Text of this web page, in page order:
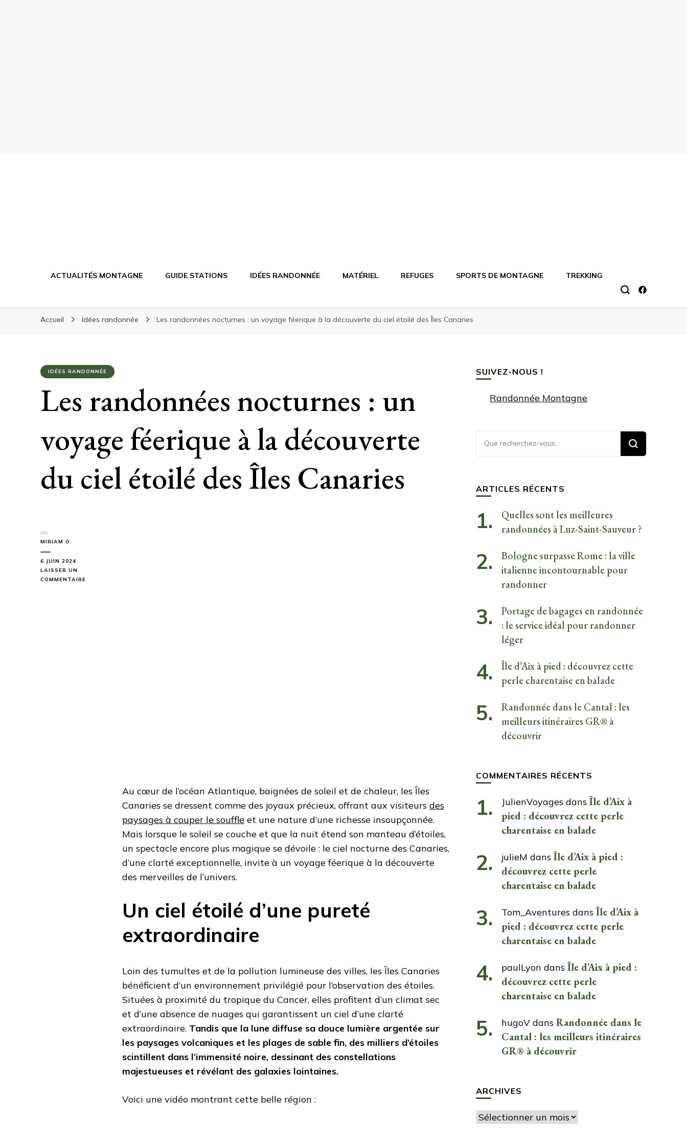
Randonnée Montagne
ACTUALITÉS MONTAGNE GUIDE STATIONS IDÉES RANDONNÉE MATÉRIEL REFUGES SPORTS DE MONTAGNE TREKKING
Accueil Idées randonnée Les randonnées nocturnes : un voyage féerique à la découverte du ciel étoilé des Îles Canaries
IDÉES RANDONNÉE
Les randonnées nocturnes : un
voyage féerique à la découverte
du ciel étoilé des Îles Canaries
par
MIRIAM O.
6 JUIN 2024
LAISSER UN
COMMENTAIRE
Au cœur de l’océan Atlantique, baignées de soleil et de chaleur, les Îles
Canaries se dressent comme des joyaux précieux, offrant aux visiteurs des
paysages à couper le souffle et une nature d’une richesse insoupçonnée.
Mais lorsque le soleil se couche et que la nuit étend son manteau d’étoiles,
un spectacle encore plus magique se dévoile : le ciel nocturne des Canaries,
d’une clarté exceptionnelle, invite à un voyage féerique à la découverte
des merveilles de l’univers.
Un ciel étoilé d’une pureté
extraordinaire
Loin des tumultes et de la pollution lumineuse des villes, les Îles Canaries
bénéficient d’un environnement privilégié pour l’observation des étoiles.
Situées à proximité du tropique du Cancer, elles profitent d’un climat sec
et d’une absence de nuages qui garantissent un ciel d’une clarté
extraordinaire. Tandis que la lune diffuse sa douce lumière argentée sur
les paysages volcaniques et les plages de sable fin, des milliers d’étoiles
scintillent dans l’immensité noire, dessinant des constellations
majestueuses et révélant des galaxies lointaines.
Voici une vidéo montrant cette belle région :
SUIVEZ-NOUS !
Randonnée Montagne
Vous
recherchiez
ARTICLES RÉCENTS
Quelles sont les meilleures
randonnées à Luz-Saint-Sauveur ?
Bologne surpasse Rome : la ville
italienne incontournable pour
randonner
Portage de bagages en randonnée
: le service idéal pour randonner
léger
Île d’Aix à pied : découvrez cette
perle charentaise en balade
Randonnée dans le Cantal : les
meilleurs itinéraires GR® à
découvrir
COMMENTAIRES RÉCENTS
JulienVoyagesdans Île d’Aix à
pied : découvrez cette perle
charentaise en balade
julieM dans Île d’Aix à pied :
découvrez cette perle
charentaise en balade
Tom_Aventuresdans Île d’Aix à
pied : découvrez cette perle
charentaise en balade
paulLyon dans Île d’Aix à pied :
découvrez cette perle
charentaise en balade
hugoVdans Randonnée dans le
Cantal : les meilleurs itinéraires
GR® à découvrir
ARCHIVES
Archives